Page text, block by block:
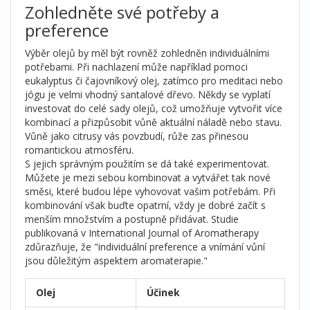
Zohledněte své potřeby a
preference
Výběr olejů by měl být rovněž zohledněn individuálními
potřebami. Při nachlazení může například pomoci
eukalyptus či čajovníkový olej, zatímco pro meditaci nebo
jógu je velmi vhodný santalové dřevo. Někdy se vyplatí
investovat do celé sady olejů, což umožňuje vytvořit více
kombinací a přizpůsobit vůně aktuální náladě nebo stavu.
Vůně jako citrusy vás povzbudí, růže zas přinesou
romantickou atmosféru.
S jejich správným použitím se dá také experimentovat.
Můžete je mezi sebou kombinovat a vytvářet tak nové
směsi, které budou lépe vyhovovat vašim potřebám. Při
kombinování však buďte opatrní, vždy je dobré začít s
menším množstvím a postupně přidávat. Studie
publikovaná v International Journal of Aromatherapy
zdůrazňuje, že "individuální preference a vnímání vůní
jsou důležitým aspektem aromaterapie."
Olej Účinek